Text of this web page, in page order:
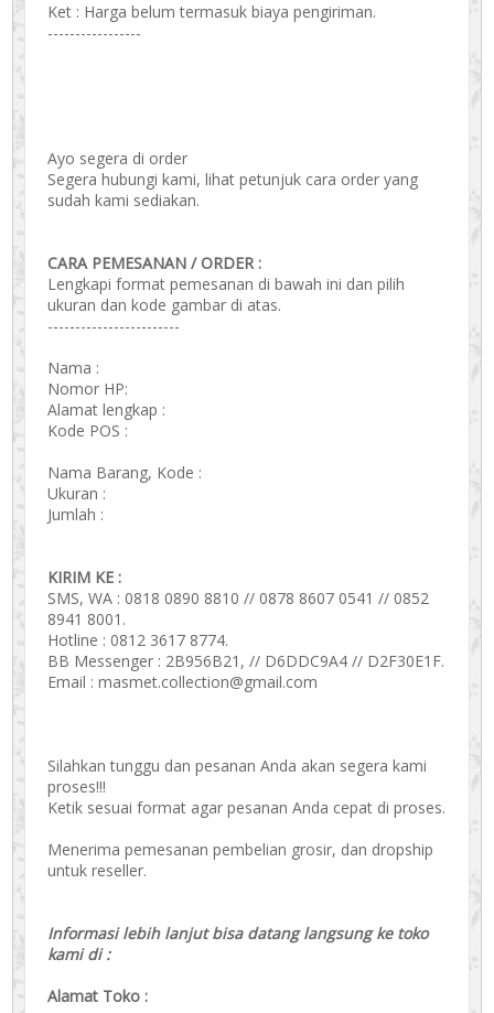
Ket : Harga belum termasuk biaya pengiriman.
-----------------
Ayo segera di order
Segera hubungi kami, lihat petunjuk cara order yang
sudah kami sediakan.
CARA PEMESANAN / ORDER :
Lengkapi format pemesanan di bawah ini dan pilih
ukuran dan kode gambar di atas.
------------------------
Nama :
Nomor HP:
Alamat lengkap :
Kode POS :
Nama Barang, Kode :
Ukuran :
Jumlah :
KIRIM KE :
SMS, WA : 0818 0890 8810 // 0878 8607 0541 // 0852
8941 8001.
Hotline : 0812 3617 8774.
BB Messenger : 2B956B21, // D6DDC9A4 // D2F30E1F.
Email : masmet.collection@gmail.com
Silahkan tunggu dan pesanan Anda akan segera kami
proses!!!
Ketik sesuai format agar pesanan Anda cepat di proses.
Menerima pemesanan pembelian grosir, dan dropship
untuk reseller.
Informasi lebih lanjut bisa datang langsung ke toko
kami di :
Alamat Toko :